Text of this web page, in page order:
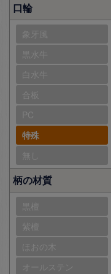
口輪
象牙風
黒水牛
白水牛
合板
PC
特殊
無し
柄の材質
黒檀
紫檀
ほおの木
オールステン